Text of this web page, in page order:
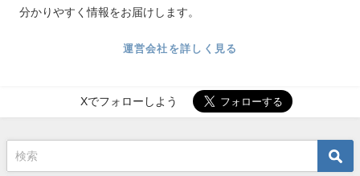
分かりやすく情報をお届けします。
運営会社を詳しく見る
Xでフォローしよう